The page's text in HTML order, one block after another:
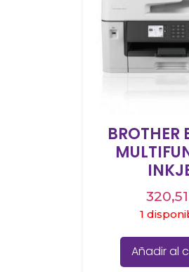
BROTHER
WIFI,
320,51
1
Añadir al